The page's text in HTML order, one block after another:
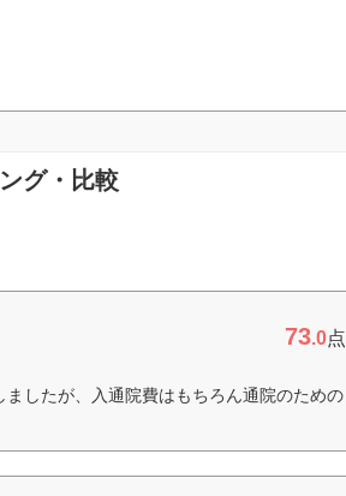
グ・比較
73.0点
したが、入通院費はもちろん通院のための